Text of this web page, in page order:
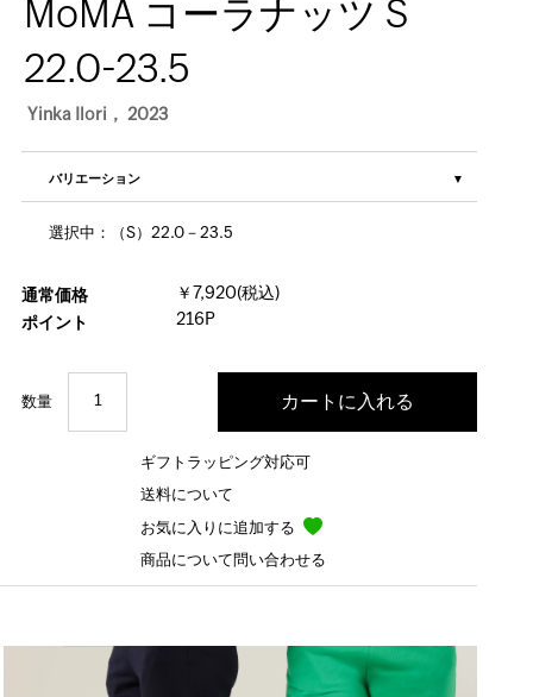
MoMA コーラナッツ S
22.0-23.5
Yinka Ilori， 2023
バリエーション
選択中：（S）22.0－23.5
通常価格
￥7,920(税込)
ポイント
216P
数量
ギフトラッピング対応可
送料について
お気に入りに追加する
商品について問い合わせる